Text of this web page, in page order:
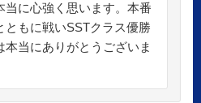
当に心強く思います。本番
ともに戦いSSTクラス優勝
本当にありがとうございま